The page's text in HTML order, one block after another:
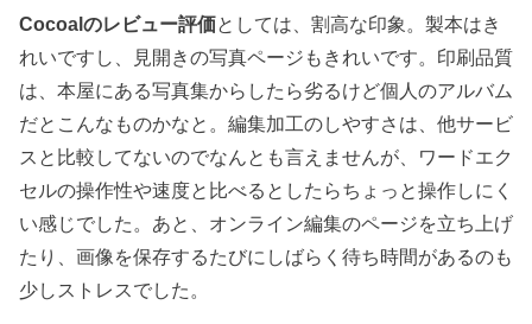
Cocoalのレビュー評価としては、割高な印象。製本はき
れいですし、見開きの写真ページもきれいです。印刷品質
は、本屋にある写真集からしたら劣るけど個人のアルバム
だとこんなものかなと。編集加工のしやすさは、他サービ
スと比較してないのでなんとも言えませんが、ワードエク
セルの操作性や速度と比べるとしたらちょっと操作しにく
い感じでした。あと、オンライン編集のページを立ち上げ
たり、画像を保存するたびにしばらく待ち時間があるのも
少しストレスでした。